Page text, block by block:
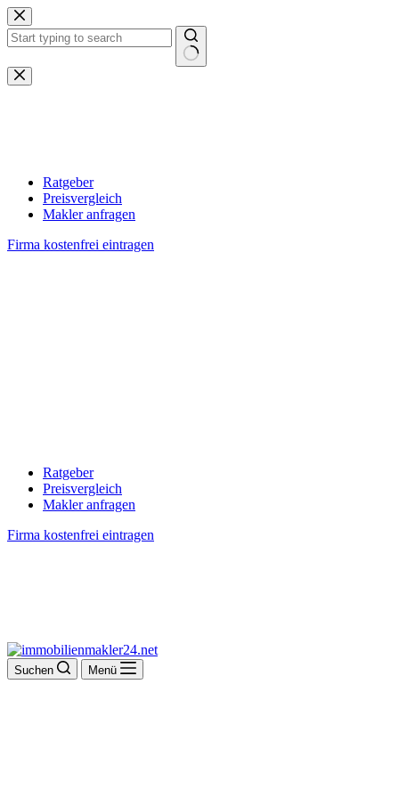
Zum
Inhalt
springen
Keine
Ergebnisse
Ratgeber
Preisvergleich
Makler anfragen
Firma kostenfrei eintragen
Ratgeber
Preisvergleich
Makler anfragen
Firma kostenfrei eintragen
Suchen Menü